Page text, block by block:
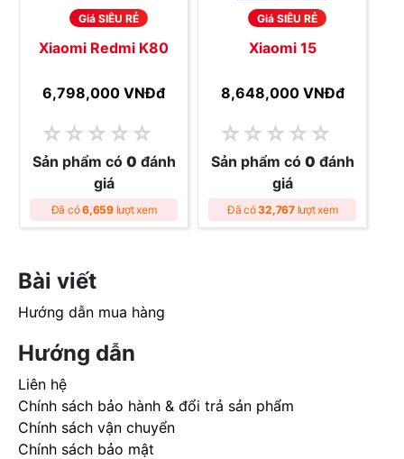
Giá SIÊU RẺ
Xiaomi Redmi K80
6,798,000 VNĐđ
☆ ☆ ☆ ☆ ☆
Sản phẩm có 0 đánh
giá
Đã có6,659lượt xem
Giá SIÊU RẺ
Xiaomi 15
8,648,000 VNĐđ
☆ ☆ ☆ ☆ ☆
Sản phẩm có 0 đánh
giá
Đã có32,767lượt xem
Bài viết
Hướng dẫn mua hàng
Hướng dẫn
Liên hệ
Chính sách bảo hành & đổi trả sản phẩm
Chính sách vận chuyển
Chính sách bảo mật